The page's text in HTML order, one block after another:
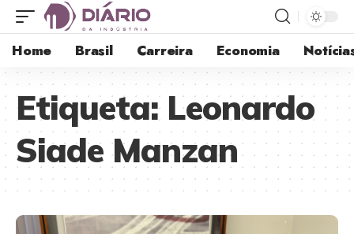
Home Brasil Carreira Economia
Etiqueta: Leonardo
Siade Manzan